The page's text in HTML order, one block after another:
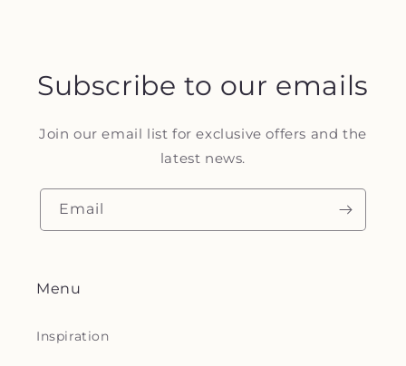
Subscribe to our emails
Join our email list for exclusive offers and the
latest news.
Email
Menu
Inspiration